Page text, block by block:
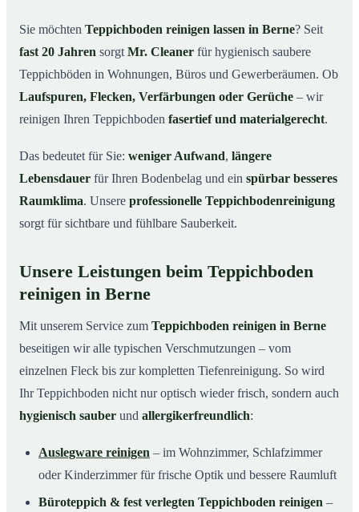
Berne?
So funktioniert’s
So reinigen unsere Profis Teppichböden in Berne
Sie möchten Teppichboden reinigen lassen in Berne? Seit
fast 20 Jahren sorgt Mr. Cleaner für hygienisch saubere
Teppichböden in Wohnungen, Büros und Gewerberäumen. Ob
Laufspuren, Flecken, Verfärbungen oder Gerüche – wir
reinigen Ihren Teppichboden fasertief und materialgerecht.
Das bedeutet für Sie: weniger Aufwand, längere
Lebensdauer für Ihren Bodenbelag und ein spürbar besseres
Raumklima. Unsere professionelle Teppichbodenreinigung
sorgt für sichtbare und fühlbare Sauberkeit.
Unsere Leistungen beim Teppichboden
reinigen in Berne
Mit unserem Service zum Teppichboden reinigen in Berne
beseitigen wir alle typischen Verschmutzungen – vom
einzelnen Fleck bis zur kompletten Tiefenreinigung. So wird
Ihr Teppichboden nicht nur optisch wieder frisch, sondern auch
hygienisch sauber und allergikerfreundlich:
Auslegware reinigen – im Wohnzimmer, Schlafzimmer
oder Kinderzimmer für frische Optik und bessere Raumluft
Büroteppich & fest verlegten Teppichboden reinigen –